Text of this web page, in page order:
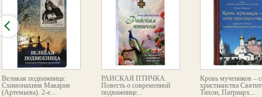
Великая подвижница:
Схимонахиня Макария
(Артемьева). 2-е...
РАЙСКАЯ ПТИЧКА.
Повесть о современной
подвижнице...
Кровь мучеников –
христианства
Тихон, Патриарх...